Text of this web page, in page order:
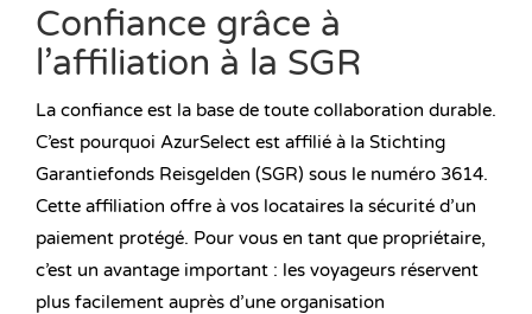
Confiance grâce à
l’affiliation à la SGR
La confiance est la base de toute collaboration durable.
C’est pourquoi AzurSelect est affilié à la Stichting
Garantiefonds Reisgelden (SGR) sous le numéro 3614.
Cette affiliation offre à vos locataires la sécurité d’un
paiement protégé. Pour vous en tant que propriétaire,
c’est un avantage important : les voyageurs réservent
plus facilement auprès d’une organisation